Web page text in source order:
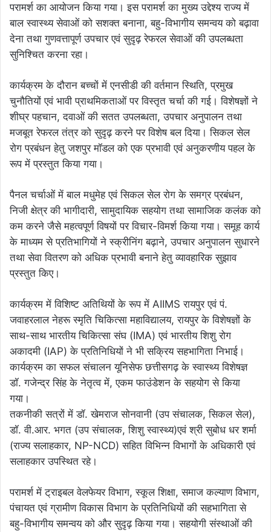
परामर्श का आयोजन किया गया। इस परामर्श का मुख्य उद्देश्य राज्य में
बाल स्वास्थ्य सेवाओं को सशक्त बनाना, बहु-विभागीय समन्वय को बढ़ावा
देना तथा गुणवत्तापूर्ण उपचार एवं सुदृढ़ रेफरल सेवाओं की उपलब्धता
सुनिश्चित करना रहा।
कार्यक्रम के दौरान बच्चों में एनसीडी की वर्तमान स्थिति, प्रमुख
चुनौतियों एवं भावी प्राथमिकताओं पर विस्तृत चर्चा की गई। विशेषज्ञों ने
शीघ्र पहचान, दवाओं की सतत उपलब्धता, उपचार अनुपालन तथा
मजबूत रेफरल तंत्र को सुदृढ़ करने पर विशेष बल दिया। सिकल सेल
रोग प्रबंधन हेतु जशपुर मॉडल को एक प्रभावी एवं अनुकरणीय पहल के
रूप में प्रस्तुत किया गया।
पैनल चर्चाओं में बाल मधुमेह एवं सिकल सेल रोग के समग्र प्रबंधन,
निजी क्षेत्र की भागीदारी, सामुदायिक सहयोग तथा सामाजिक कलंक को
कम करने जैसे महत्वपूर्ण विषयों पर विचार-विमर्श किया गया। समूह कार्य
के माध्यम से प्रतिभागियों ने स्क्रीनिंग बढ़ाने, उपचार अनुपालन सुधारने
तथा सेवा वितरण को अधिक प्रभावी बनाने हेतु व्यावहारिक सुझाव
प्रस्तुत किए।
कार्यक्रम में विशिष्ट अतिथियों के रूप में AIIMS रायपुर एवं पं.
जवाहरलाल नेहरू स्मृति चिकित्सा महाविद्यालय, रायपुर के विशेषज्ञों के
साथ-साथ भारतीय चिकित्सा संघ (IMA) एवं भारतीय शिशु रोग
अकादमी (IAP) के प्रतिनिधियों ने भी सक्रिय सहभागिता निभाई।
कार्यक्रम का सफल संचालन यूनिसेफ छत्तीसगढ़ के स्वास्थ्य विशेषज्ञ
डॉ. गजेन्द्र सिंह के नेतृत्व में, एकम फाउंडेशन के सहयोग से किया
गया।
तकनीकी सत्रों में डॉ. खेमराज सोनवानी (उप संचालक, सिकल सेल),
डॉ. वी.आर. भगत (उप संचालक, शिशु स्वास्थ्य)एवं श्री सुबोध धर शर्मा
(राज्य सलाहकार, NP-NCD) सहित विभिन्न विभागों के अधिकारी एवं
सलाहकार उपस्थित रहे।
परामर्श में ट्राइबल वेलफेयर विभाग, स्कूल शिक्षा, समाज कल्याण विभाग,
पंचायत एवं ग्रामीण विकास विभाग के प्रतिनिधियों की सहभागिता से
बहु-विभागीय समन्वय को और सुदृढ़ किया गया। सहयोगी संस्थाओं की